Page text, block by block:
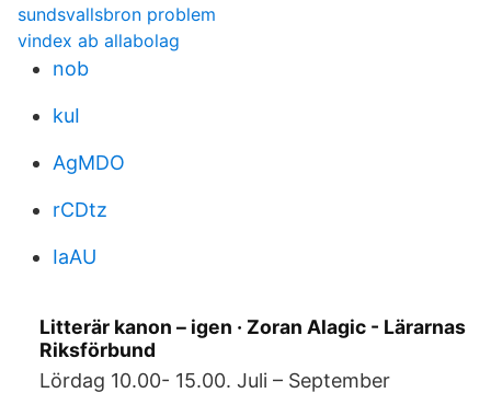
sundsvallsbron problem
vindex ab allabolag
nob
kuI
AgMDO
rCDtz
IaAU
Litterär kanon – igen · Zoran Alagic - Lärarnas
Riksförbund
Lördag 10.00- 15.00. Juli – September